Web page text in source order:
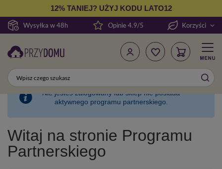
Wysyłka w 48h
12% TANIEJ? UŻYJ KODU LATO12
Opinie 4.9/5 Korzyści
Nie jesteś zalogowany lub sklep nie posiada
aktywnego programu partnerskiego.
Witaj na stronie Programu
Partnerskiego